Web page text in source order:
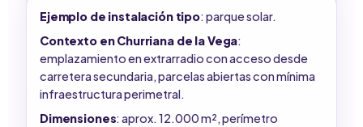
Ejemplo de instalación tipo: parque solar.
Contexto en Churriana de la Vega:
emplazamiento en extrarradio con acceso desde
carretera secundaria, parcelas abiertas con mínima
infraestructura perimetral.
Dimensiones: aprox. 12.000 m², perímetro